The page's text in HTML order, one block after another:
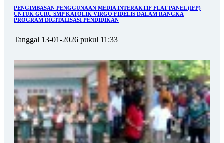
PENGIMBASAN PENGGUNAAN MEDIA INTERAKTIF FLAT PANEL (IFP)
UNTUK GURU SMP KATOLIK VIRGO FIDELIS DALAM RANGKA
PROGRAM DIGITALISASI PENDIDIKAN
Tanggal 13-01-2026 pukul 11:33